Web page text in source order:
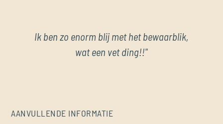
Ik ben zo enorm blij met het bewaarblik,
wat een vet ding!!"
AANVULLENDE INFORMATIE